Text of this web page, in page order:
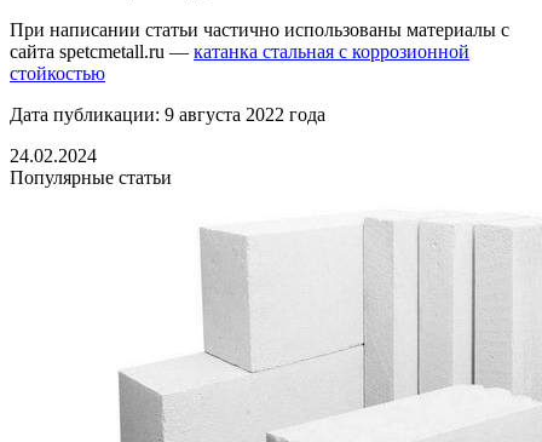
При написании статьи частично использованы материалы с
сайта spetcmetall.ru — катанка стальная с коррозионной
стойкостью
Дата публикации: 9 августа 2022 года
24.02.2024
Популярные статьи